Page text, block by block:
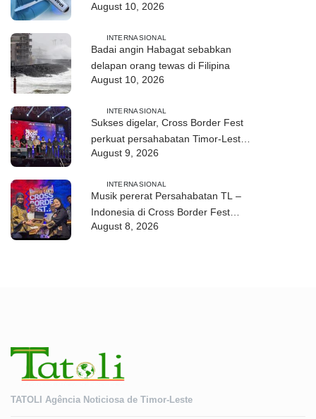
RD Kongo
August 10, 2026
INTERNASIONAL
Badai angin Habagat sebabkan
delapan orang tewas di Filipina
August 10, 2026
INTERNASIONAL
Sukses digelar, Cross Border Fest
perkuat persahabatan Timor-Leste
dan Indonesia
August 9, 2026
INTERNASIONAL
Musik pererat Persahabatan TL –
Indonesia di Cross Border Fest
2026
August 8, 2026
TATOLI Agência Noticiosa de Timor-Leste